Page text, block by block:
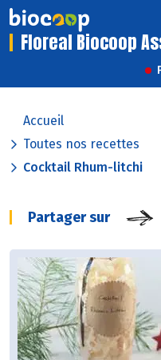
Floreal Biocoop
Accueil
Toutes nos recettes
Cocktail Rhum-litchi
Partager sur